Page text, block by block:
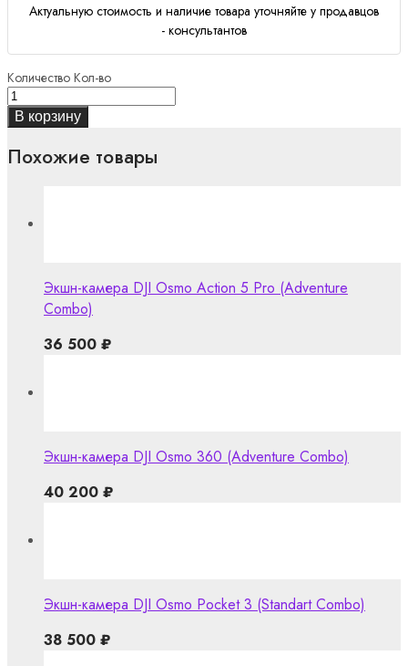
Актуальную стоимость и наличие товара уточняйте у продавцов
- консультантов
Количество Кол-во
В корзину
Похожие товары
Экшн-камера DJI Osmo Action 5 Pro (Adventure
Combo)
36 500 ₽
Экшн-камера DJI Osmo 360 (Adventure Combo)
40 200 ₽
Экшн-камера DJI Osmo Pocket 3 (Standart Combo)
38 500 ₽